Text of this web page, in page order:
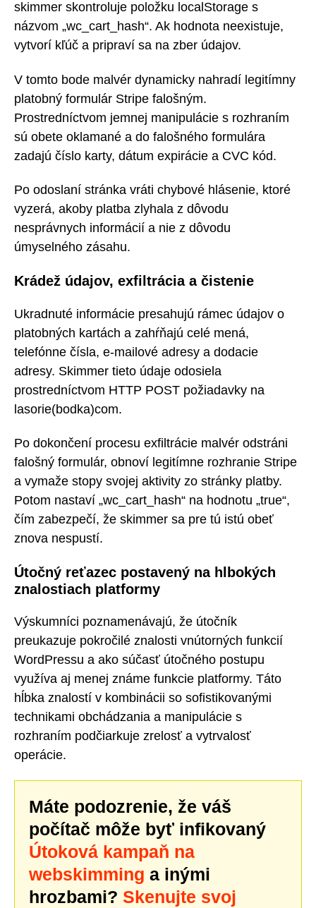
skimmer skontroluje položku localStorage s
názvom „wc_cart_hash“. Ak hodnota neexistuje,
vytvorí kľúč a pripraví sa na zber údajov.
V tomto bode malvér dynamicky nahradí legitímny
platobný formulár Stripe falošným.
Prostredníctvom jemnej manipulácie s rozhraním
sú obete oklamané a do falošného formulára
zadajú číslo karty, dátum expirácie a CVC kód.
Po odoslaní stránka vráti chybové hlásenie, ktoré
vyzerá, akoby platba zlyhala z dôvodu
nesprávnych informácií a nie z dôvodu
úmyselného zásahu.
Krádež údajov, exfiltrácia a čistenie
Ukradnuté informácie presahujú rámec údajov o
platobných kartách a zahŕňajú celé mená,
telefónne čísla, e-mailové adresy a dodacie
adresy. Skimmer tieto údaje odosiela
prostredníctvom HTTP POST požiadavky na
lasorie(bodka)com.
Po dokončení procesu exfiltrácie malvér odstráni
falošný formulár, obnoví legitímne rozhranie Stripe
a vymaže stopy svojej aktivity zo stránky platby.
Potom nastaví „wc_cart_hash“ na hodnotu „true“,
čím zabezpečí, že skimmer sa pre tú istú obeť
znova nespustí.
Útočný reťazec postavený na hlbokých
znalostiach platformy
Výskumníci poznamenávajú, že útočník
preukazuje pokročilé znalosti vnútorných funkcií
WordPressu a ako súčasť útočného postupu
využíva aj menej známe funkcie platformy. Táto
hĺbka znalostí v kombinácii so sofistikovanými
technikami obchádzania a manipulácie s
rozhraním podčiarkuje zrelosť a vytrvalosť
operácie.
Máte podozrenie, že váš
počítač môže byť infikovaný
Útoková kampaň na
webskimming a inými
hrozbami? Skenujte svoj